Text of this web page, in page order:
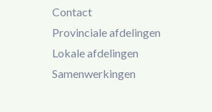
Contact
Provinciale afdelingen
Lokale afdelingen
Samenwerkingen